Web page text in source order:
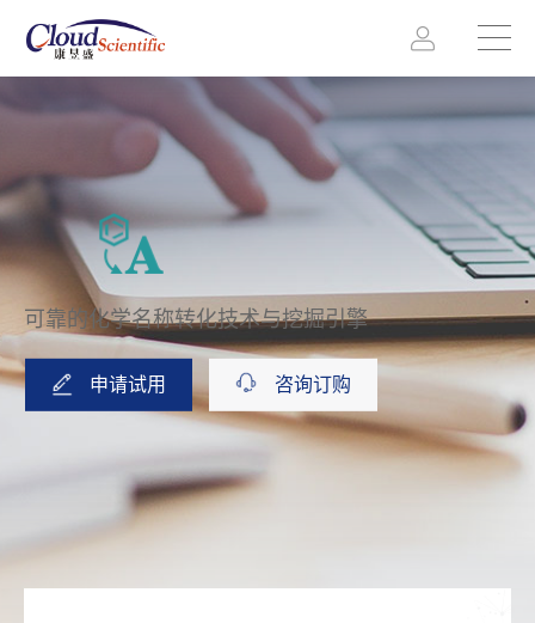
可靠的化学名称转化技术与挖掘引擎
咨询订购
申请试用